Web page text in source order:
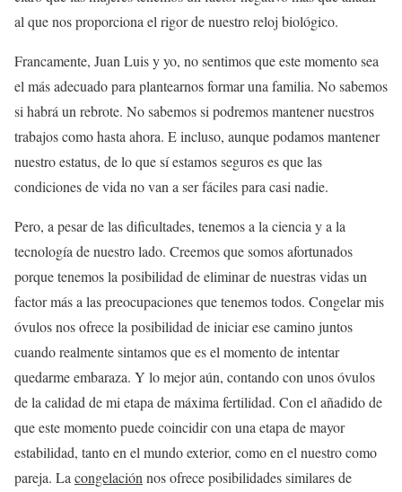
al que nos proporciona el rigor de nuestro reloj biológico.
Francamente, Juan Luis y yo, no sentimos que este momento sea
el más adecuado para plantearnos formar una familia. No sabemos
si habrá un rebrote. No sabemos si podremos mantener nuestros
trabajos como hasta ahora. E incluso, aunque podamos mantener
nuestro estatus, de lo que sí estamos seguros es que las
condiciones de vida no van a ser fáciles para casi nadie.
Pero, a pesar de las dificultades, tenemos a la ciencia y a la
tecnología de nuestro lado. Creemos que somos afortunados
porque tenemos la posibilidad de eliminar de nuestras vidas un
factor más a las preocupaciones que tenemos todos. Congelar mis
óvulos nos ofrece la posibilidad de iniciar ese camino juntos
cuando realmente sintamos que es el momento de intentar
quedarme embaraza. Y lo mejor aún, contando con unos óvulos
de la calidad de mi etapa de máxima fertilidad. Con el añadido de
que este momento puede coincidir con una etapa de mayor
estabilidad, tanto en el mundo exterior, como en el nuestro como
pareja. La congelación nos ofrece posibilidades similares de